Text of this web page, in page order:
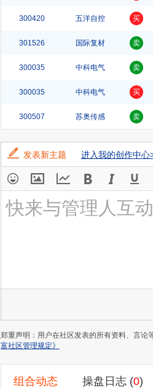
300420 五洋自控 买
301526 国际复材 卖
300035 中科电气 卖
300035 中科电气 买
300507 苏奥传感 卖
发表新主题 进入我的创作中心
快来与管理人互
郑重声明：用户在社区发表的所有资料、言论
富社区管理规定》
组合动态 操盘日志 (0)